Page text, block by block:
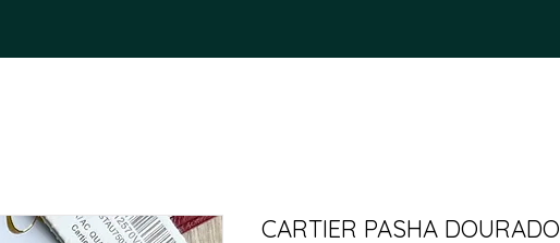
CARTIER PASHA DOURADO